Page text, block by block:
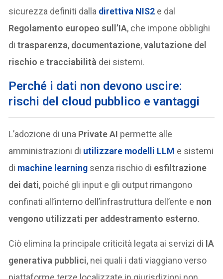
sicurezza definiti dalla direttiva NIS2 e dal
Regolamento europeo sull’IA, che impone obblighi
ditrasparenza, documentazione,valutazione del
rischio etracciabilità dei sistemi.
Perché i dati non devono uscire:
rischi del cloud pubblico e vantaggi
L’adozione di una Private AI permette alle
amministrazioni di utilizzare modelli LLM e sistemi
di machine learning senza rischio di esfiltrazione
dei dati, poiché gli input e gli output rimangono
confinati all’interno dell’infrastruttura dell’ente e non
vengono utilizzati per addestramento esterno.
Ciò elimina la principale criticità legata ai servizi di IA
generativa pubblici, nei quali i dati viaggiano verso